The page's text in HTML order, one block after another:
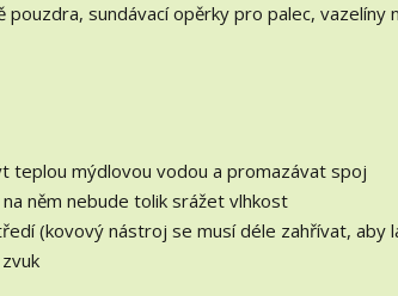
sundávací opěrky pro palec, vazelíny
teplou mýdlovou vodou a promazávat spoj
něm nebude tolik srážet vlhkost
(kovový nástroj se musí déle zahřívat, aby